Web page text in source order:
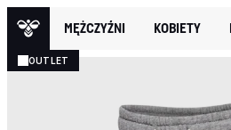
MĘŻCZYŹNI KOBIETY
OUTLET